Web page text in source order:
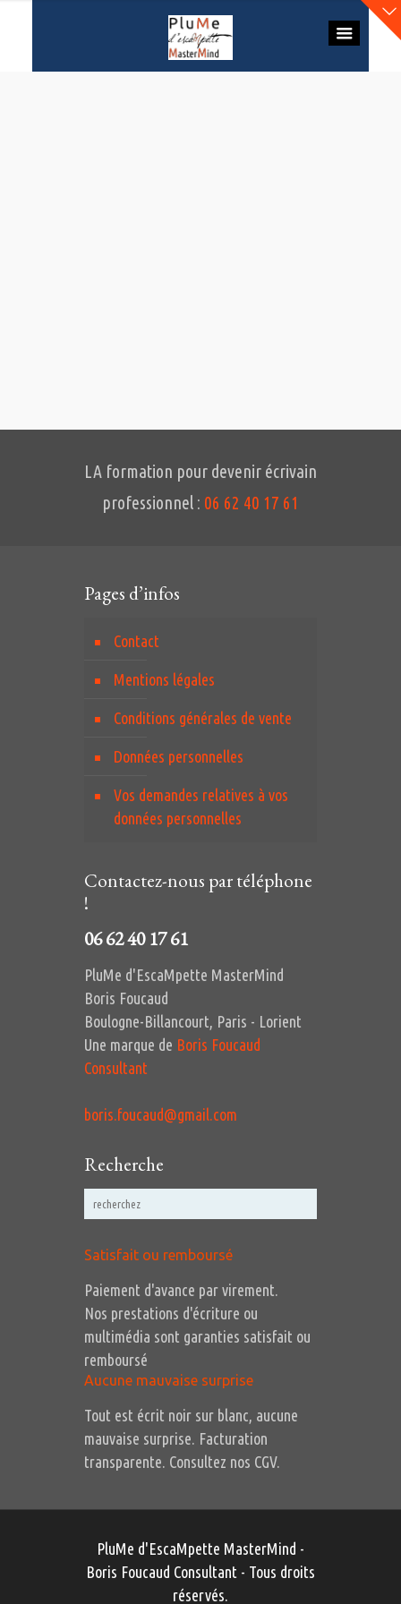
LA formation pour devenir écrivain
professionnel : 06 62 40 17 61
Pages d’infos
Contact
Mentions légales
Conditions générales de vente
Données personnelles
Vos demandes relatives à vos
données personnelles
Contactez-nous par téléphone
!
06 62 40 17 61
PluMe d'EscaMpette MasterMind
Boris Foucaud
Boulogne-Billancourt, Paris - Lorient
Une marque de Boris Foucaud
Consultant
boris.foucaud@gmail.com
Recherche
Satisfait ou remboursé
Paiement d'avance par virement.
Nos prestations d'écriture ou
multimédia sont garanties satisfait ou
remboursé
Aucune mauvaise surprise
Tout est écrit noir sur blanc, aucune
mauvaise surprise. Facturation
transparente. Consultez nos CGV.
PluMe d'EscaMpette MasterMind -
Boris Foucaud Consultant - Tous droits
réservés.